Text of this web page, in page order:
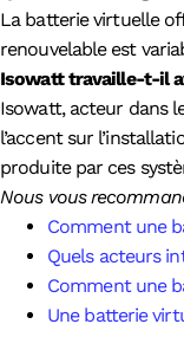
La batterie virtuelle
renouvelable est
Isowatt travaille-t-il
Isowatt, acteur dans
l’accent sur
produite par ces
Nous vous
Comment une
Quels acteurs
Comment une
Une batterie